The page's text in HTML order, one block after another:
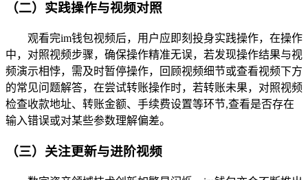
（二）实践操作与视频对照
观看完im钱包视频后，用户应即刻投身实践操作，在操作
中，对照视频步骤，确保操作精准无误，若发现操作结果与视
频演示相悖，需及时暂停操作，回顾视频细节或查看视频下方
的常见问题解答，在尝试转账操作时，若转账未果，对照视频
检查收款地址、转账金额、手续费设置等环节,查看是否存在
输入错误或对某些参数理解偏差。
（三）关注更新与进阶视频